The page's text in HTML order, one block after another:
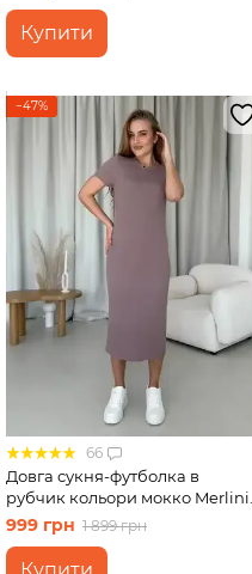
Купити
−47%
66
Довга сукня-футболка в
рубчик кольори мокко Merlini
Кассо 700000124 розмір 42-44
999 грн 1 899 грн